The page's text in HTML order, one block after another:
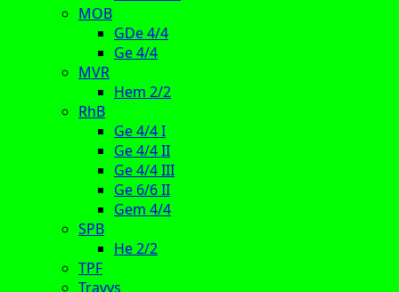
MOB
GDe 4/4
Ge 4/4
MVR
Hem 2/2
RhB
Ge 4/4 I
Ge 4/4 II
Ge 4/4 III
Ge 6/6 II
Gem 4/4
SPB
He 2/2
TPF
Travys